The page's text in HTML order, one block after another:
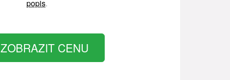
popis.
ZOBRAZIT CENU